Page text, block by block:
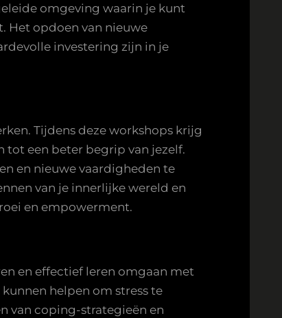
omgeving waarin je kunt
Het opdoen van nieuwe
investering zijn in je
Tijdens deze workshops krijg
tot een beter begrip van jezelf.
en nieuwe vaardigheden te
van je innerlijke wereld en
en empowerment.
en effectief leren omgaan met
helpen om stress te
van coping-strategieën en